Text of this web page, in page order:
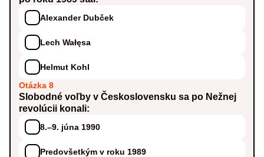
Alexander Dubček
Lech Wałęsa
Helmut Kohl
Otázka 8
Slobodné voľby v Československu sa po Nežnej
revolúcii konali:
8.–9. júna 1990
Predovšetkým v roku 1989